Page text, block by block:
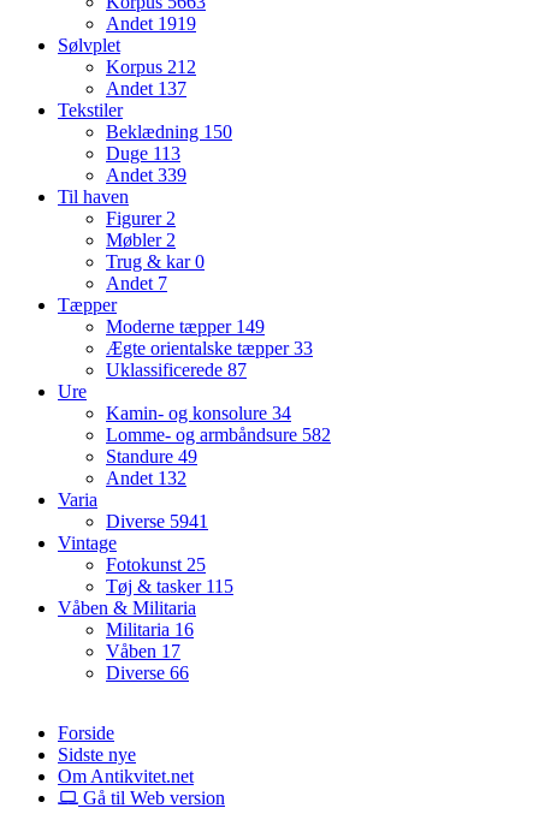
Andet 1919
Sølvplet
Korpus 212
Andet 137
Tekstiler
Beklædning 150
Duge 113
Andet 339
Til haven
Figurer 2
Møbler 2
Trug & kar0
Andet 7
Tæpper
Moderne tæpper 149
Ægte orientalske tæpper33
Uklassificerede 87
Ure
Kamin- og konsolure 34
Lomme- og armbåndsure 582
Standure 49
Andet 132
Varia
Diverse 5941
Vintage
Fotokunst 25
Tøj & tasker 115
Våben & Militaria
Militaria 16
Våben 17
Diverse 66
Forside
Sidste nye
Om Antikvitet.net
Gå til Web version